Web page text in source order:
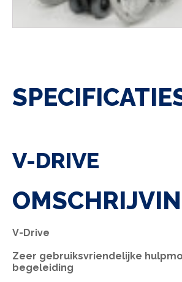
V-DRIVE
V-Drive
Zeer gebruiksvriendelijke
begeleiding